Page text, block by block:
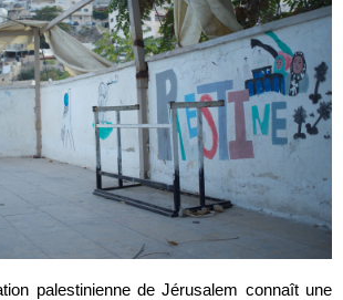
palestinienne de Jérusalem connaît une